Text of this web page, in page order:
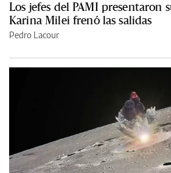
Los jefes del PAMI presentaron
Karina Milei frenó las salidas
Pedro Lacour